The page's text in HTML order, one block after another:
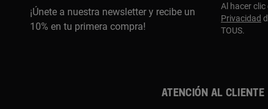
¡Únete a nuestra newsletter y recibe un
10% en tu primera compra!
Al hacer
Privacidad
TOUS.
Atención al cliente